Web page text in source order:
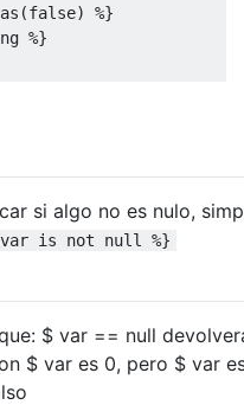
%}
%}
si algo no es nulo,
is not null %}
$ var == null
$ var es 0, pero $ var